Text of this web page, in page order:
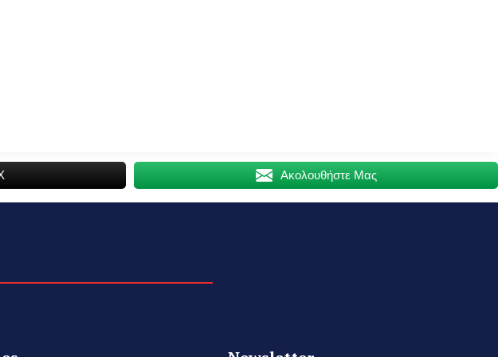
Ακολουθήστε Μας